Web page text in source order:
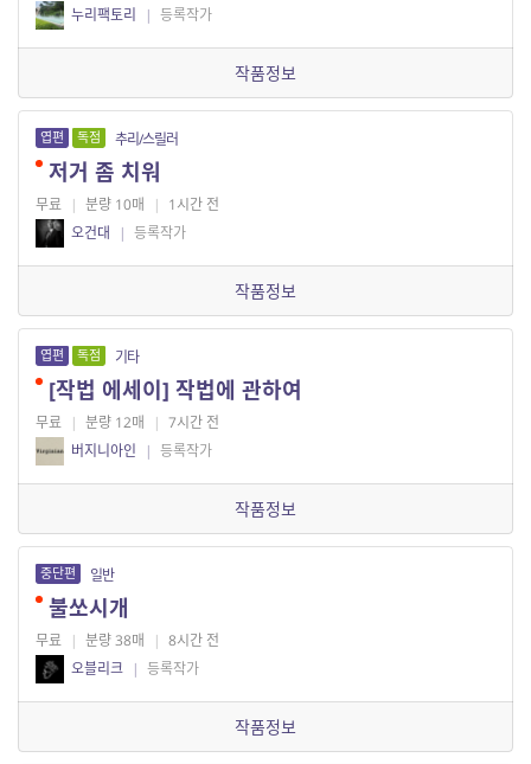
누리팩토리
| 등록작가
작품정보
엽편 독점 추리/스릴러
저거 좀 치워
무료 | 분량 10매 | 1시간 전
오건대
| 등록작가
작품정보
엽편 독점 기타
[작법 에세이] 작법에 관하여
무료 | 분량 12매 | 7시간 전
버지니아인
| 등록작가
작품정보
중단편 일반
불쏘시개
무료 | 분량 38매 | 8시간 전
오블리크 | 등록작가
작품정보